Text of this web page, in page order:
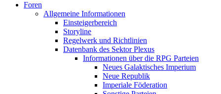
Foren
Allgemeine Informationen
Einsteigerbereich
Storyline
Regelwerk und Richtlinien
Datenbank des Sektor Plexus
Informationen über die RPG Parteien
Neues Galaktisches Imperium
Neue Republik
Imperiale Föderation